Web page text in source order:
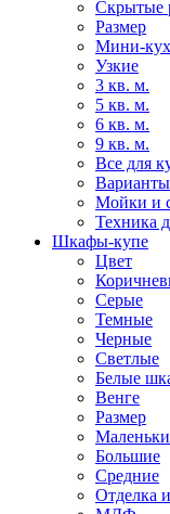
Скрытые
Размер
Мини-
Узкие
3 кв. м.
5 кв. м.
6 кв. м.
9 кв. м.
Все для
Мойки и
Техника
Шкафы-купе
Цвет
Серые
Темные
Черные
Светлые
Белые
Венге
Размер
Большие
Средние
Отделка